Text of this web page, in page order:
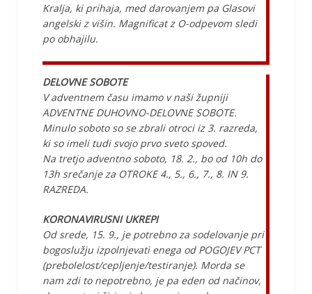
Kralja, ki prihaja, med darovanjem pa Glasovi
angelski z višin. Magnificat z O-odpevom sledi
po obhajilu.
DELOVNE SOBOTE
V adventnem času imamo v naši župniji
ADVENTNE DUHOVNO-DELOVNE SOBOTE.
Minulo soboto so se zbrali otroci iz 3. razreda,
ki so imeli tudi svojo prvo sveto spoved.
Na tretjo adventno soboto, 18. 2., bo od 10h do
13h srečanje za OTROKE 4., 5., 6., 7., 8. IN 9.
RAZREDA.
KORONAVIRUSNI UKREPI
Od srede, 15. 9., je potrebno za sodelovanje pri
bogoslužju izpolnjevati enega od POGOJEV PCT
(prebolelost/cepljenje/testiranje). Morda se
nam zdi to nepotrebno, je pa eden od načinov,